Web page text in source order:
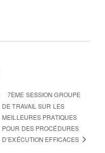
7ÈME SESSION GROUPE
DE TRAVAIL SUR LES
MEILLEURES PRATIQUES
POUR DES PROCÉDURES
D’EXÉCUTION EFFICACES